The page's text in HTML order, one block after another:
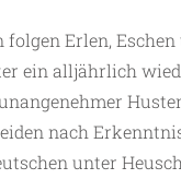
Erlen,
ein alljährlich
nach
unter